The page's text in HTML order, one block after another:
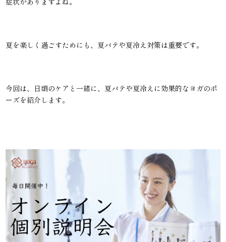
夏を楽しく過ごすためにも、夏バテや夏冷え対策は重要です。
今回は、日頃のケアと一緒に、夏バテや夏冷えに効果的なヨガのポ
ーズを紹介します。